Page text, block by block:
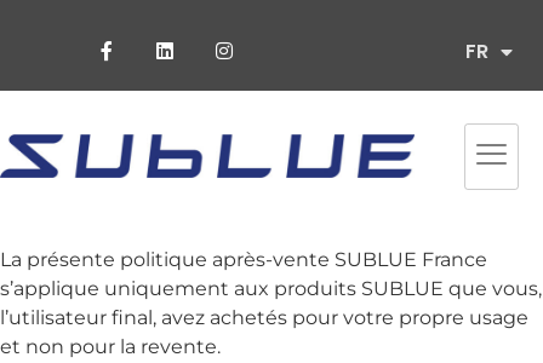
FR
PT
La présente politique après-vente SUBLUE France
s’applique uniquement aux produits SUBLUE que vous,
l’utilisateur final, avez achetés pour votre propre usage
et non pour la revente.